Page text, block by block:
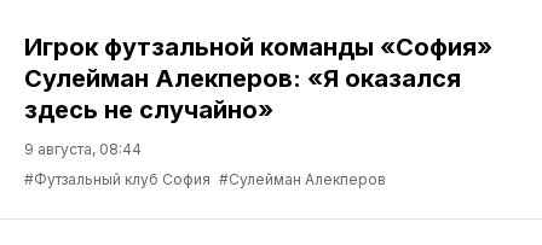
Игрок футзальной команды «София»
Сулейман Алекперов: «Я оказался
здесь не случайно»
9 августа, 08:44
#Футзальный клуб София #Сулейман Алекперов